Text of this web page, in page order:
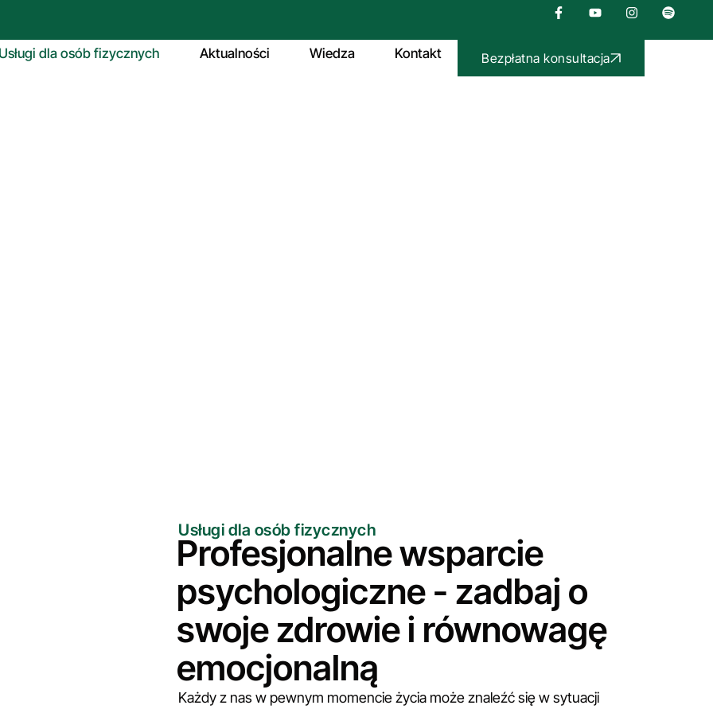
Usługi dla osób fizycznych Aktualności Wiedza Kontakt Bezpłatna konsultacja
Usługi dla osób fizycznych
Profesjonalne wsparcie
psychologiczne - zadbaj o
swoje zdrowie i równowagę
emocjonalną
Każdy z nas w pewnym momencie życia może znaleźć się w sytuacji